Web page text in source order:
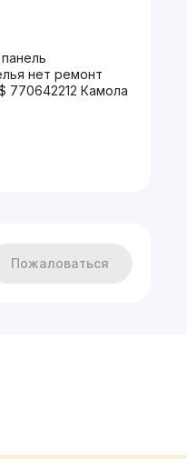
нет ремонт
770642212 Камола
Пожаловаться